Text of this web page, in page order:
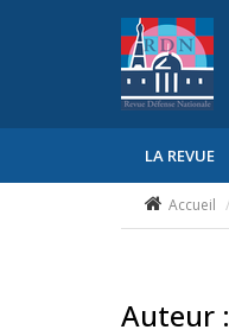
LA REVUE
Accueil
Auteur :